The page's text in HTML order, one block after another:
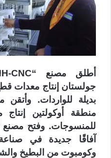
جولستان إنتاج معدات
بديلة للواردات.
منطقة أوكولتين
للمنسوجات. وفتح
آفاقًا جديدة في
وكومبوت من البطيخ